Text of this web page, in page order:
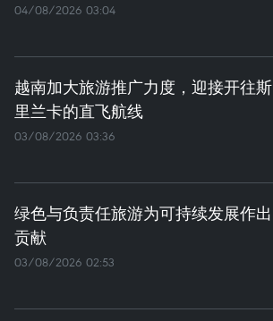
04/08/2026 03:04
越南加大旅游推广力度，迎接开往斯
里兰卡的直飞航线
03/08/2026 03:36
绿色与负责任旅游为可持续发展作出
贡献
03/08/2026 02:53